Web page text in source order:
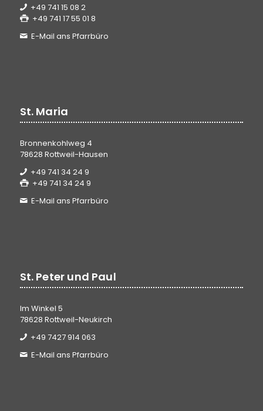
+49 741 15 08 2
+49 741 17 55 01 8
E-Mail ans Pfarrbüro
St. Maria
Bronnenkohlweg 4
78628 Rottweil-Hausen
+49 741 34 24 9
+49 741 34 24 9
E-Mail ans Pfarrbüro
St. Peter und Paul
Im Winkel 5
78628 Rottweil-Neukirch
+49 7427 914 063
E-Mail ans Pfarrbüro